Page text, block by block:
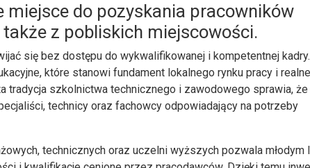
miejsce do pozyskania pracowników
z pobliskich miejscowości.
się bez dostępu do wykwalifikowanej i kompetentnej kadry.
które stanowi fundament lokalnego rynku pracy i realne
tradycja szkolnictwa technicznego i zawodowego sprawia,
technicy oraz fachowcy odpowiadający na potrzeby
technicznych oraz uczelni wyższych pozwala młodym